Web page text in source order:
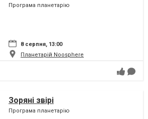
Програма планетарію
8 серпня, 13:00
Планетарій Noosphere
Зоряні звірі
Програма планетарію